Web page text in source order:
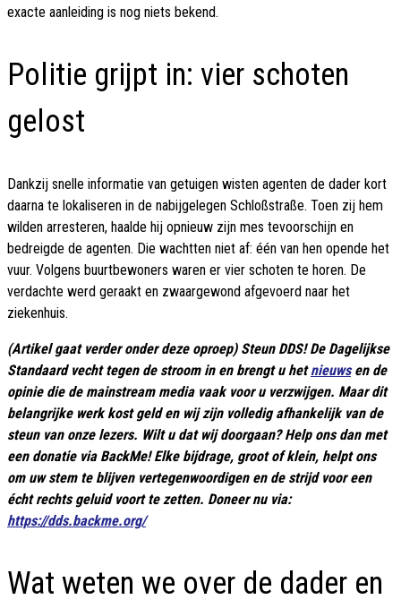
exacte aanleiding is nog niets bekend.
Politie grijpt in: vier schoten
gelost
Dankzij snelle informatie van getuigen wisten agenten de dader kort
daarna te lokaliseren in de nabijgelegen Schloßstraße. Toen zij hem
wilden arresteren, haalde hij opnieuw zijn mes tevoorschijn en
bedreigde de agenten. Die wachtten niet af: één van hen opende het
vuur. Volgens buurtbewoners waren er vier schoten te horen. De
verdachte werd geraakt en zwaargewond afgevoerd naar het
ziekenhuis.
(Artikel gaat verder onder deze oproep) Steun DDS! De Dagelijkse
Standaard vecht tegen de stroom in en brengt u hetnieuwsen de
opinie die de mainstream media vaak voor u verzwijgen. Maar dit
belangrijke werk kost geld en wij zijn volledig afhankelijk van de
steun van onze lezers. Wilt u dat wij doorgaan? Help ons dan met
een donatie via BackMe! Elke bijdrage, groot of klein, helpt ons
om uw stem te blijven vertegenwoordigen en de strijd voor een
écht rechts geluid voort te zetten. Doneer nu via:
https://dds.backme.org/
Wat weten we over de dader en